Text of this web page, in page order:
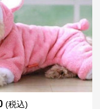
(税込)